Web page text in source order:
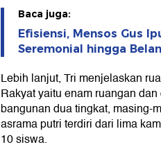
Baca juga:
Efisiensi, Mensos Gus
Seremonial hingga
Lebih lanjut, Tri menjelaskan
Rakyat yaitu enam ruangan
bangunan dua tingkat, masing-
asrama putri terdiri dari lima
10 siswa.